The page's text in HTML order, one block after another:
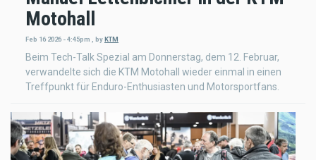
Motohall
Feb 16 2026 - 4:45pm byKTM
Beim Tech-Talk Spezial am Donnerstag, dem 12. Februar,
verwandelte sich die KTM Motohall wieder einmal in einen
Treffpunkt für Enduro-Enthusiasten und Motorsportfans.